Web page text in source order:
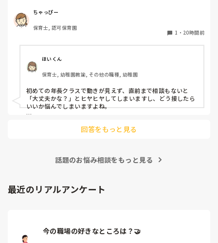
いで様子見てると直前になるまで何もアクションがなかった
り
他の職員に聞いてる様子もなくて
よほど自分に聞きづらいのか、聞く必要性さえ感じないの
か、もうよくわからないです。
対応にも悩みます。
ちゃっぴー
保育士, 認可保育園
1 ・ 20時間前
ほいくん
保育士, 幼稚園教諭, その他の職種, 幼稚園
初めての年長クラスで動きが見えず、直前まで相談もないと
「大丈夫かな？」とヒヤヒヤしてしまいますし、どう接したら
いいか悩んでしまいますよね。
「こんなこと聞いたら迷惑かな」と抱え込んでいるケースがと
件、どこまで進んだ？」「困ってることない？」と具体的に声
「毎日夕方に5分だけ進捗確認の時間を取る」などルール化し
てしまうと、後輩も質問しやすくなりますよ。一人で抱え込ま
回答をもっと見る
話題のお悩み相談をもっと見る
最近のリアルアンケート